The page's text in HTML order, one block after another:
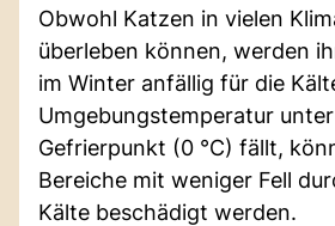
Obwohl Katzen in vielen
überleben können, werden
im Winter anfällig für die
Umgebungstemperatur
Gefrierpunkt (0 °C) fällt,
Bereiche mit weniger Fell
Kälte beschädigt werden.